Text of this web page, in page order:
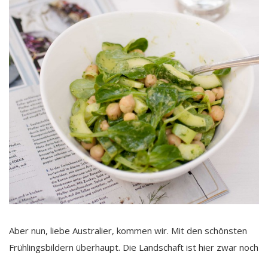
Aber nun, liebe Australier, kommen wir. Mit den schönsten
Frühlingsbildern überhaupt. Die Landschaft ist hier zwar noch